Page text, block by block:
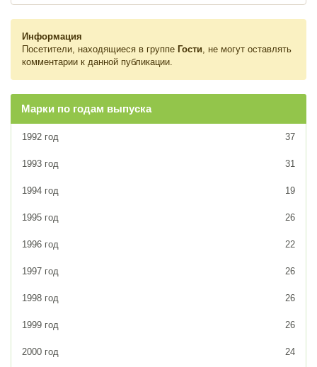
Информация
Посетители, находящиеся в группе Гости , не могут оставлять
комментарии к данной публикации.
Марки по годам выпуска
1992 год 37
1993 год 31
1994 год 19
1995 год 26
1996 год 22
1997 год 26
1998 год 26
1999 год 26
2000 год 24